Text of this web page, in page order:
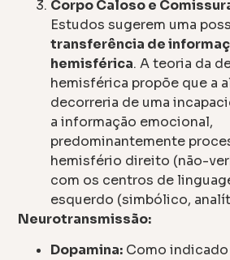
Corpo Caloso e
Estudos sugerem uma
transferência de
hemisférica. A teoria da
hemisférica propõe que a
decorreria de uma
a informação emocional,
predominantemente
hemisfério direito (não-
com os centros de
esquerdo (simbólico,
Neurotransmissão:
Dopamina: Como